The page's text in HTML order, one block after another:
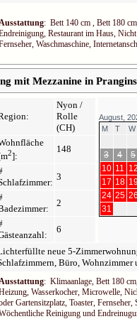
: Bett 140 cm , Bett 180
Restaurant im Haus,
Waschmaschine,
mit Mezzanine in
Nyon /
Rolle
(CH)
2]:
148
3
2
6
August,
M
T W
3
4 5
10 11 12
17 18
24 25 26
31
neue 5-
Büro,
: Klimaanlage, Bett 180
Wasserkocher, Microwelle,
Gartensitzplatz, Toaster,
Reinigung und